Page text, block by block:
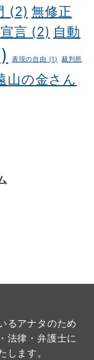
(2) 無修正
言 (2) 自動
表現の自由 (1) 裁判所
山の金さん
るアナタのため
法律・弁護士に
ます。